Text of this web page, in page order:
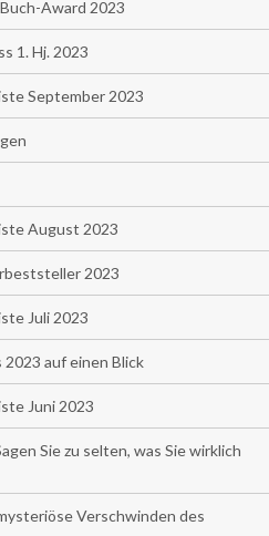
Award 2023
1. Hj. 2023
September 2023
August 2023
2023
Juli 2023
2023 auf einen Blick
Juni 2023
Sie zu selten, was Sie wirklich
Verschwinden des